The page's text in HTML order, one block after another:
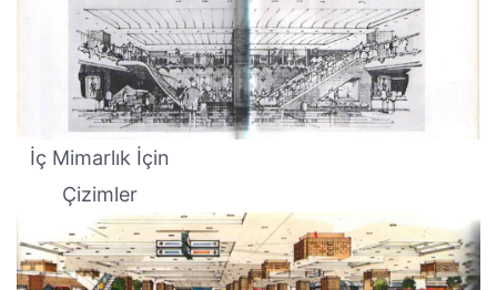
İç Mimarlık İçin
Çizimler